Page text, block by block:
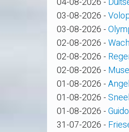
03-08-2026 -
03-08-2026 -
02-08-2026 -
02-08-2026 -
02-08-2026 -
01-08-2026 -
01-08-2026 -
01-08-2026 -
31-07-2026 -